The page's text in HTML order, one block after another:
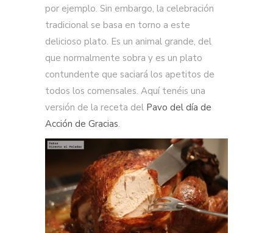
por ejemplo. Sin embargo, la celebración
tradicional se basa en torno a este
delicioso plato. Es un animal grande, del
que normalmente sobra y es un plato
contundente que saciará los apetitos de
todos los comensales. Aquí tenéis una
versión de la receta del Pavo del día de
Acción de Gracias.